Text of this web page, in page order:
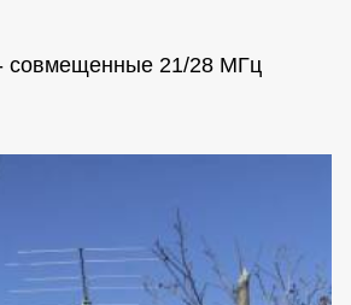
совмещенные 21/28 МГц